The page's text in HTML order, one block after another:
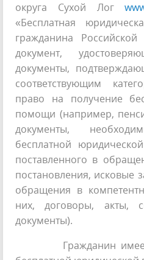
округа Сухой Лог
«Бесплатная
гражданина
документ,
документы,
соответствующим
право на получение
помощи (например,
документы,
бесплатной
поставленного в
постановления, исковые
обращения в
них, договоры, акты,
документы).
Гражданин имеет